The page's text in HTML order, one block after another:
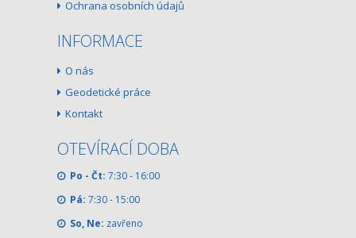
Ochrana osobních údajů
INFORMACE
O nás
Geodetické práce
Kontakt
OTEVÍRACÍ DOBA
Po - Čt: 7:30 - 16:00
Pá: 7:30 - 15:00
So, Ne: zavřeno